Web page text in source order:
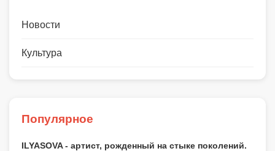
Новости
Культура
Популярное
ILYASOVA - артист, рожденный на стыке поколений.